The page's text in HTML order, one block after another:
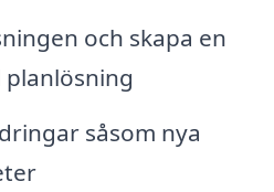
och skapa en
såsom nya